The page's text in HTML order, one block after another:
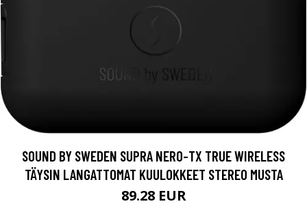
SOUND BY SWEDEN SUPRA NERO-TX TRUE WIRELESS
TÄYSIN LANGATTOMAT KUULOKKEET STEREO MUSTA
89.28 EUR